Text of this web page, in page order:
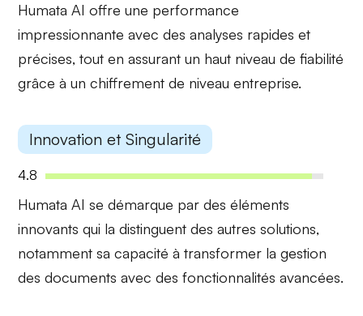
Humata AI offre une performance
impressionnante avec des analyses rapides et
précises, tout en assurant un haut niveau de fiabilité
grâce à un chiffrement de niveau entreprise.
Innovation et Singularité
4.8
Humata AI se démarque par deséléments
innovants qui la distinguent des autres solutions,
notamment sa capacité à transformer la gestion
des documents avec des fonctionnalités avancées.